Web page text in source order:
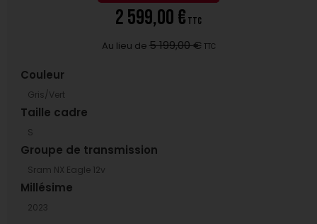
2 599,00 € TTC
Au lieu de 5 199,00 € TTC
Couleur
Gris/Vert
Taille cadre
S
Groupe de transmission
Sram NX Eagle 12v
Millésime
2023